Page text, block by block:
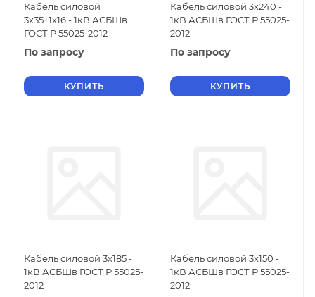
Кабель силовой
3х35+1х16 - 1кВ АСБШв
ГОСТ Р 55025-2012
По запросу
КУПИТЬ
Кабель силовой 3х240 -
1кВ АСБШв ГОСТ Р 55025-
2012
По запросу
КУПИТЬ
Кабель силовой 3х185 -
1кВ АСБШв ГОСТ Р 55025-
2012
Кабель силовой 3х150 -
1кВ АСБШв ГОСТ Р 55025-
2012